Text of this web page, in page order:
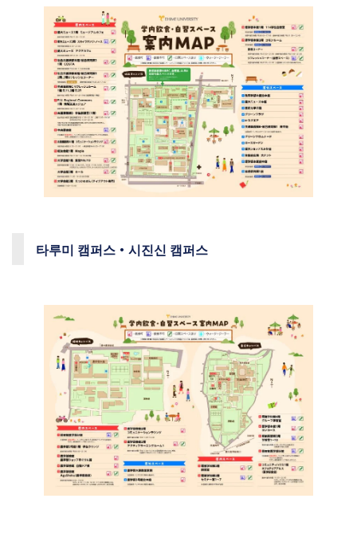
타루미 캠퍼스・시진신 캠퍼스